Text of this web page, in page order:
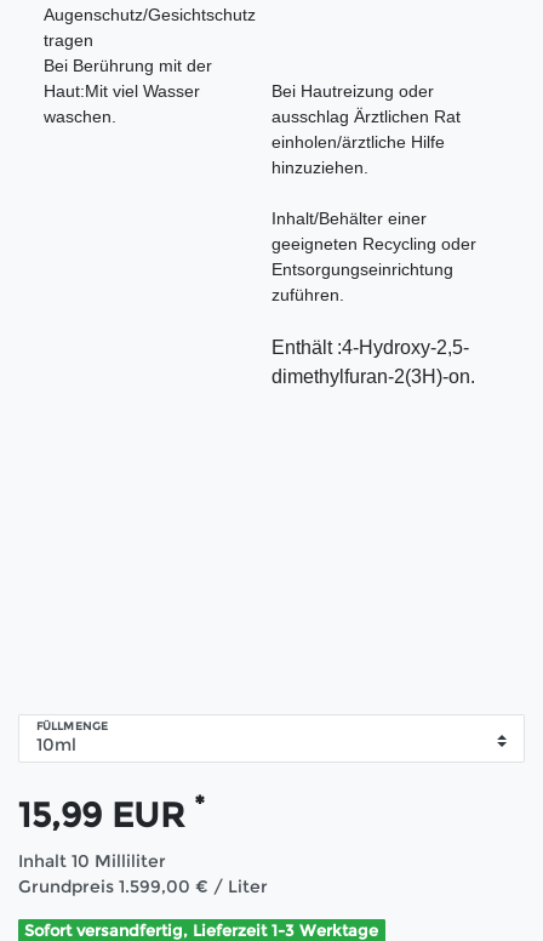
Augenschutz/Gesichtschutz
tragen
Bei Berührung mit der
Haut:Mit viel Wasser
waschen.
Bei Hautreizung oder
ausschlag Ärztlichen Rat
einholen/ärztliche Hilfe
hinzuziehen.
Inhalt/Behälter einer
geeigneten Recycling oder
Entsorgungseinrichtung
zuführen.
Enthält :4-Hydroxy-2,5-
dimethylfuran-2(3H)-on.
FÜLLMENGE
15,99 EUR *
Inhalt 10 Milliliter
Grundpreis 1.599,00 € / Liter
Sofort versandfertig, Lieferzeit 1-3 Werktage